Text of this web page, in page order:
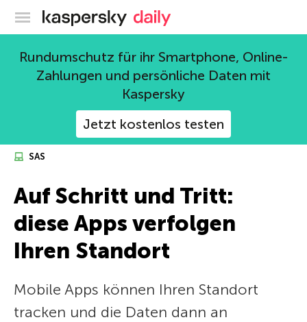
Offizieller Blog von Kaspersky
Rundumschutz für ihr Smartphone, Online-
Zahlungen und persönliche Daten mit
Kaspersky
Jetzt kostenlos testen
SAS
Auf Schritt und Tritt:
diese Apps verfolgen
Ihren Standort
Mobile Apps können Ihren Standort
tracken und die Daten dann an